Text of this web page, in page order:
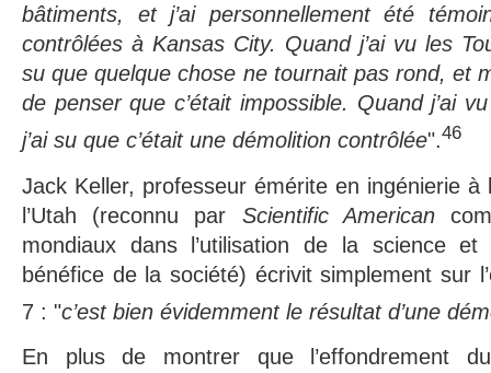
bâtiments, et j’ai personnellement été
contrôlées à Kansas City. Quand j’ai vu les
su que quelque chose ne tournait pas rond, et
de penser que c’était impossible. Quand j’ai
j’ai su que c’était une démolition contrôlée".46
Jack Keller, professeur émérite en ingénierie à
l’Utah (reconnu par Scientific American
mondiaux dans l’utilisation de la science
bénéfice de la société) écrivit simplement sur
7 : "c’est bien évidemment le résultat d’une
En plus de montrer que l’effondrement du